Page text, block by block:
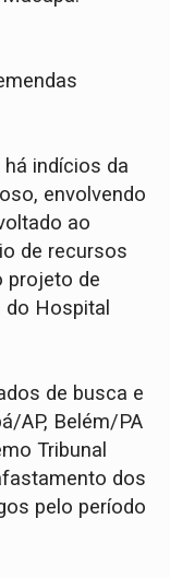
indícios da
envolvendo
ao
de recursos
projeto de
do Hospital
de busca e
AP, Belém/PA
Tribunal
dos
pelo período